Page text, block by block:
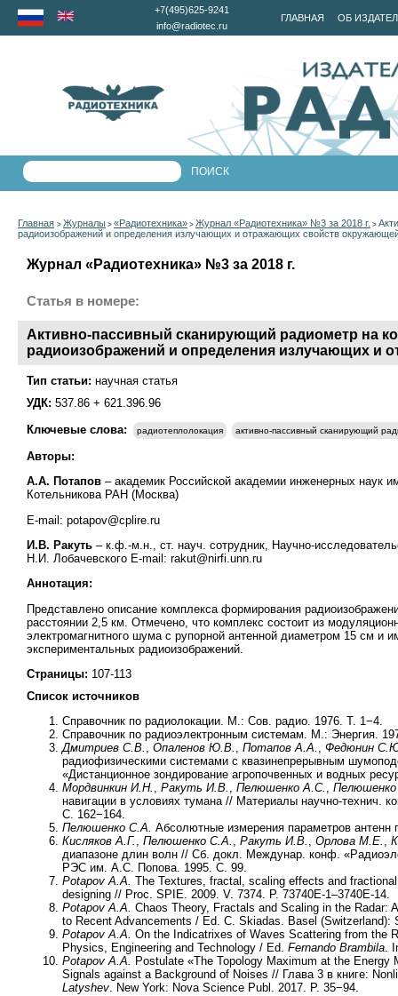
ГЛАВНАЯ ОБ
+7(495)625-9241
info@radiotec.ru
Главная > Журналы > «Радиотехника» > Журнал «Радиотехника» №3 за 2018 г. >
радиоизображений и определения излучающих и отражающих свойств
Журнал «Радиотехника» №3 за 2018 г.
Статья в номере:
Активно-пассивный сканирующий радиометр на
радиоизображений и определения излучающих и
Тип статьи: научная статья
УДК: 537.86 + 621.396.96
Ключевые слова:
радиотеплолокация активно-пассивный сканирующий
Авторы:
А.А. Потапов – академик Российской академии инженерных
Котельникова РАН (Москва)
E-mail: potapov@cplire.ru
И.В. Ракуть – к.ф.-м.н., ст. науч. сотрудник, Научно-
Н.И. Лобачевского E-mail: rakut@nirfi.unn.ru
Аннотация:
Представлено описание комплекса формирования
расстоянии 2,5 км. Отмечено, что комплекс состоит из
электромагнитного шума с рупорной антенной диаметром 15 см и
экспериментальных радиоизображений.
Страницы: 107-113
Список источников
Справочник по радиолокации. М.: Сов. радио. 1976. Т. 1−4.
Справочник по радиоэлектронным системам. М.: Энергия.
Дмитриев С.В. , Опаленов Ю.В. , Потапов А.А. , Федюнин
радиофизическими системами с квазинепрерывным
«Дистанционное зондирование агропочвенных и водных
Мордвинкин И.Н. , Ракуть И.В. , Пелюшенко А.С. ,
навигации в условиях тумана // Материалы научно-технич.
С. 162−164.
Пелюшенко С.А. Абсолютные измерения параметров
Кисляков А.Г. , Пелюшенко С.А. , Ракуть И.В. , Орлова М.Е. ,
диапазоне длин волн // Сб. докл. Междунар. конф.
РЭС им. А.С. Попова. 1995. С. 99.
PotapovА.А. The Textures, fractal, scaling effects and
designing // Proc. SPIE. 2009. V. 7374. P. 73740E-1–3740E-14.
Potapov A.A. Chaos Theory, Fractals and Scaling in the Radar:
to Recent Advancements / Ed. C. Skiadas. Basel (Switzerland):
Potapov A.A. On the Indicatrixes of Waves Scattering from the
Physics, Engineering and Technology / Ed. Fernando Brambila.
Potapov A.A. Postulate «The Topology Maximum at the
Signals against a Background of Noises // Глава 3 в книге:
Latyshev. New York: Nova Science Publ. 2017. P. 35−94.